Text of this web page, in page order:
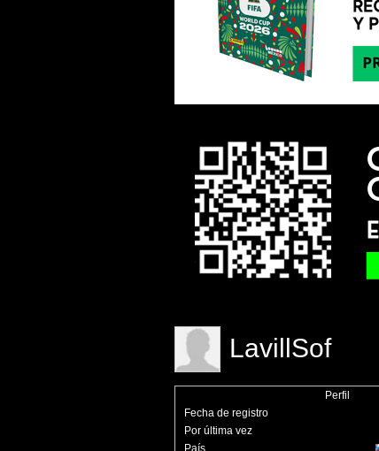
LavillSof
Perfil
Fecha de registro
Por última vez
País